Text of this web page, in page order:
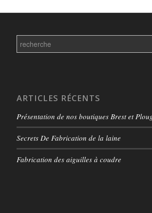
Search
for:
ARTICLES RÉCENTS
Présentation de nos boutiques Brest et
Secrets De Fabrication de la laine
Fabrication des aiguilles à coudre